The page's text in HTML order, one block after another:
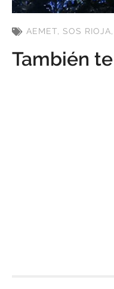
AEMET, SOS RIOJA,
También